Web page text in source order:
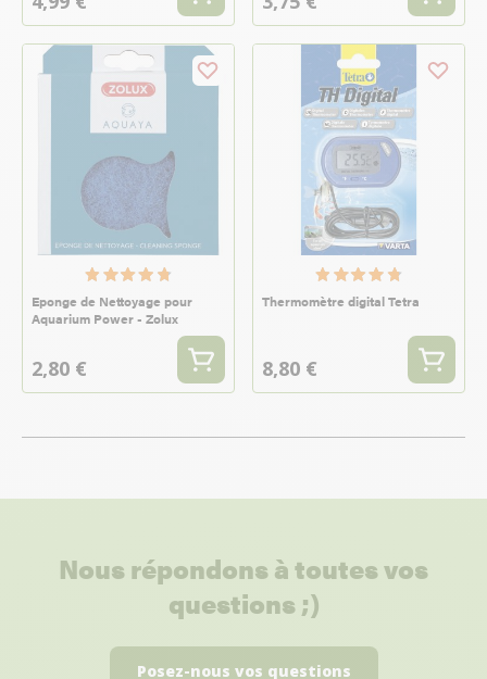
Eponge de Nettoyage pour
Aquarium Power - Zolux
2,80 €
Thermomètre digital Tetra
8,80 €
Nous répondons à toutes vos
questions ;)
Posez-nous vos questions